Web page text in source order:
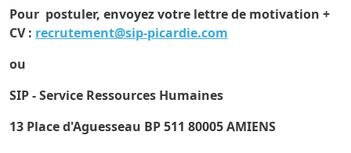
Pour postuler, envoyez votre lettre de motivation +
CV : recrutement@sip-picardie.com
ou
SIP - Service Ressources Humaines
13 Place d'Aguesseau BP 511 80005 AMIENS